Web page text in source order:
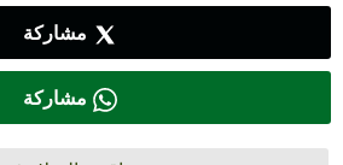
مشاركة
مشاركة